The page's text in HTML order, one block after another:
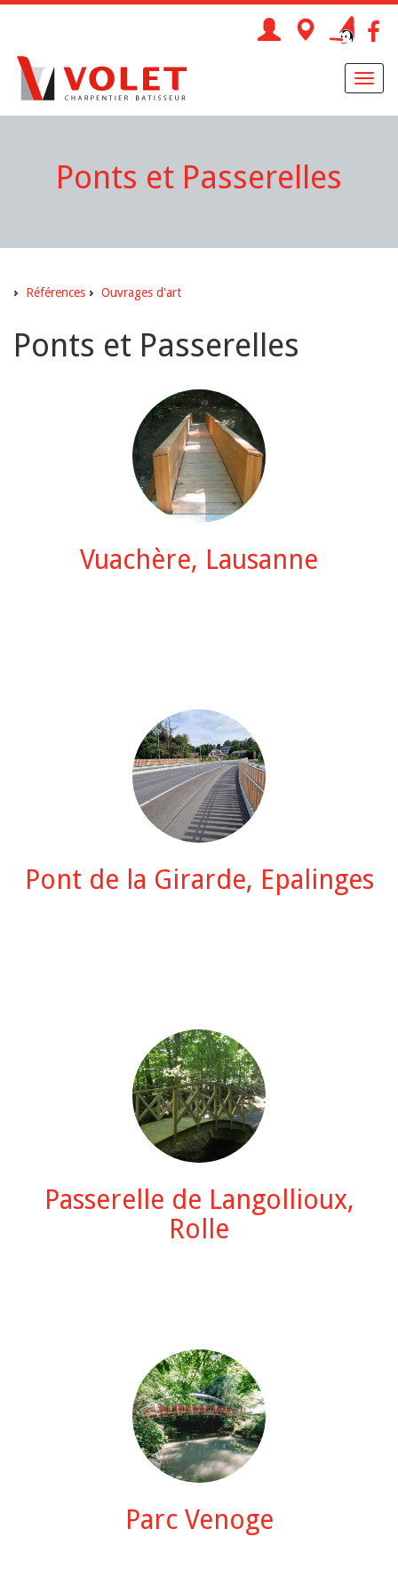
Ponts et Passerelles
Références Ouvrages d'art
Ponts et Passerelles
Vuachère, Lausanne
Pont de la Girarde, Epalinges
Passerelle de Langollioux,
Rolle
Parc Venoge